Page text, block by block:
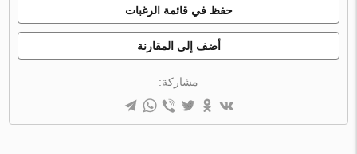
حفظ في قائمة الرغبات
أضف إلى المقارنة
مشاركة: